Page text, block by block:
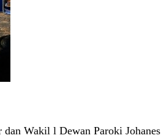
Wakil l Dewan Paroki Johanes